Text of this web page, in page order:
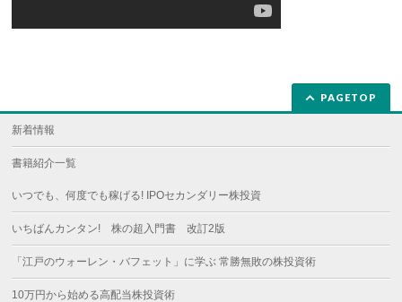
PAGETOP
新着情報
書籍紹介一覧
いつでも、何度でも稼げる! IPOセカンダリー株投資
いちばんカンタン! 株の超入門書 改訂2版
「江戸のウォーレン・バフェット」に学ぶ 常勝無敗の株投資術
10万円から始める高配当株投資術